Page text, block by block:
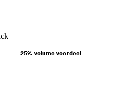
25% volume voordeel